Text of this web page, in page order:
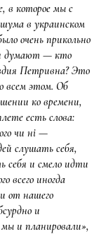
в которое мы с
в украинском
очень прикольно
думают — кто
Петривна? Это
всем этом. Об
ко времени,
есть слова:
чи ні —
слушать себя,
себя и смело идти
всего иногда
от нашего
и
и планировали»,